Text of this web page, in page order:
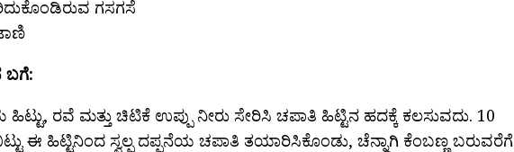
ಗಸಗಸೆ
ಬಗೆ:
ರವೆ ಮತ್ತು ಚಿಟಿಕೆ ಉಪ್ಪು ನೀರು ಸೇರಿಸಿ ಚಪಾತಿ ಹಿಟ್ಟಿನ ಹದಕ್ಕೆ ಕಲಸುವದು. 10
ಈ ಹಿಟ್ಟಿನಿಂದ ಸ್ವಲ್ಪ ದಪ್ಪನೆಯ ಚಪಾತಿ ತಯಾರಿಸಿಕೊಂಡು, ಚೆನ್ನಾಗಿ ಕೆಂಬಣ್ಣ ಬರುವರೆಗೆ